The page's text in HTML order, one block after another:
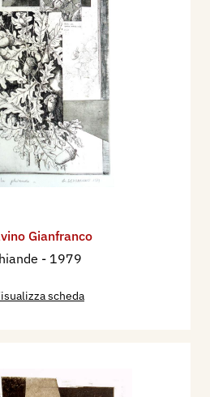
​Gianfranco
- 1979
scheda